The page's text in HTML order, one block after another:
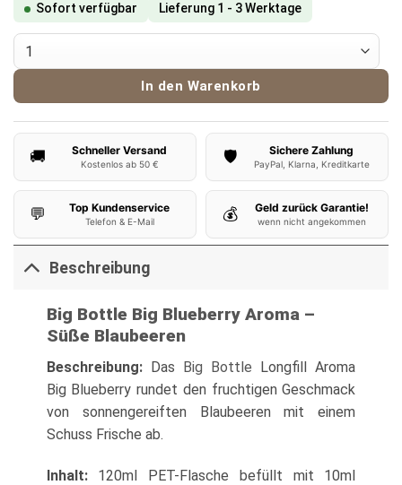
Sofort verfügbar Lieferung 1 - 3 Werktage
Big Bottle Aroma Big Blueberry Menge
In den Warenkorb
🚚 Schneller Versand
Kostenlos ab 50 € 🛡️ Sichere Zahlung
PayPal, Klarna, Kreditkarte
💬 Top Kundenservice
Telefon & E-Mail 💰 Geld zurück Garantie!
wenn nicht angekommen
Beschreibung
Big Bottle Big Blueberry Aroma –
Süße Blaubeeren
Beschreibung:Das Big Bottle Longfill Aroma
Big Blueberry rundet den fruchtigen Geschmack
von sonnengereiften Blaubeeren mit einem
Schuss Frische ab.
Inhalt:120ml PET-Flasche befüllt mit 10ml